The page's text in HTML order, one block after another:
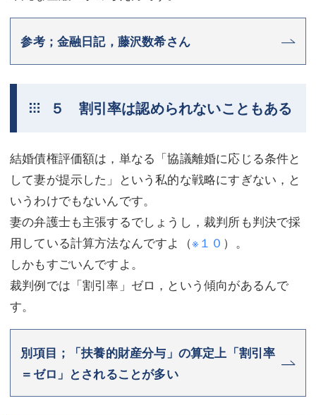
参考；金融日記，藤沢数希さん
５ 割引率は認められないこともある
結婚債権評価額は，単なる「協議離婚に応じる条件と
して妻が提示した」という私的な戦略にすぎない，と
いうわけでもないんです。
妻の弁護士も主張するでしょうし，裁判所も判決で採
用している計算方法なんですよ（※１０ ）。
しかもすごいんですよ。
裁判例では「割引率」ゼロ，という傾向があるんで
す。
別項目；「扶養的財産分与」の算定上「割引率
＝ゼロ」とされることが多い